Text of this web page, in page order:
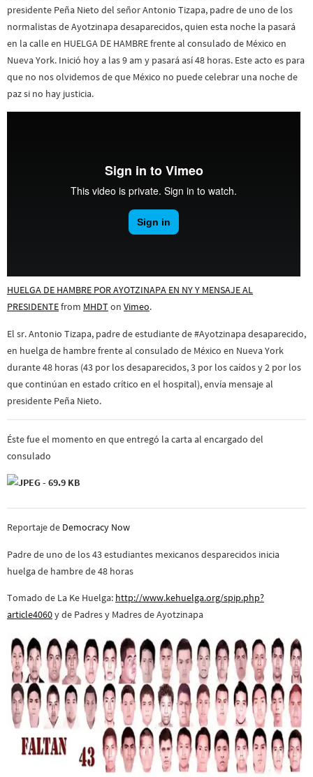
presidente Peña Nieto del señor Antonio Tizapa, padre de uno de los
normalistas de Ayotzinapa desaparecidos, quien esta noche la pasará
en la calle en HUELGA DE HAMBRE frente al consulado de México en
Nueva York. Inició hoy a las 9 am y pasará así 48 horas. Este acto es para
que no nos olvidemos de que México no puede celebrar una noche de
paz si no hay justicia.
HUELGA DE HAMBRE POR AYOTZINAPA EN NY Y MENSAJE AL
PRESIDENTEfrom MHDTon Vimeo.
El sr. Antonio Tizapa, padre de estudiante de #Ayotzinapa desaparecido,
en huelga de hambre frente al consulado de México en Nueva York
durante 48 horas (43 por los desaparecidos, 3 por los caídos y 2 por los
que continúan en estado crítico en el hospital), envía mensaje al
presidente Peña Nieto.
Éste fue el momento en que entregó la carta al encargado del
consulado
Reportaje de Democracy Now
Padre de uno de los 43 estudiantes mexicanos desparecidos inicia
huelga de hambre de 48 horas
Tomado de La Ke Huelga: http://www.kehuelga.org/spip.php?
article4060y de Padres y Madres de Ayotzinapa